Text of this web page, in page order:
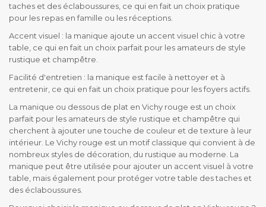
taches et des éclaboussures, ce qui en fait un choix pratique
pour les repas en famille ou les réceptions.
Accent visuel : la manique ajoute un accent visuel chic à votre
table, ce qui en fait un choix parfait pour les amateurs de style
rustique et champêtre.
Facilité d'entretien : la manique est facile à nettoyer et à
entretenir, ce qui en fait un choix pratique pour les foyers actifs.
La manique ou dessous de plat en Vichy rouge est un choix
parfait pour les amateurs de style rustique et champêtre qui
cherchent à ajouter une touche de couleur et de texture à leur
intérieur. Le Vichy rouge est un motif classique qui convient à de
nombreux styles de décoration, du rustique au moderne. La
manique peut être utilisée pour ajouter un accent visuel à votre
table, mais également pour protéger votre table des taches et
des éclaboussures.